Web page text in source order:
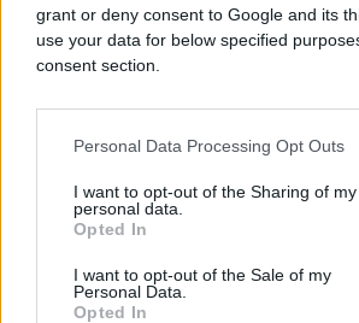
grant or deny consent to Google and its
use your data for below specified
consent section.
Personal Data Processing Opt Outs
I want to opt-out of the Sharing of my
personal data.
Opted In
I want to opt-out of the Sale of my
Personal Data.
Opted In